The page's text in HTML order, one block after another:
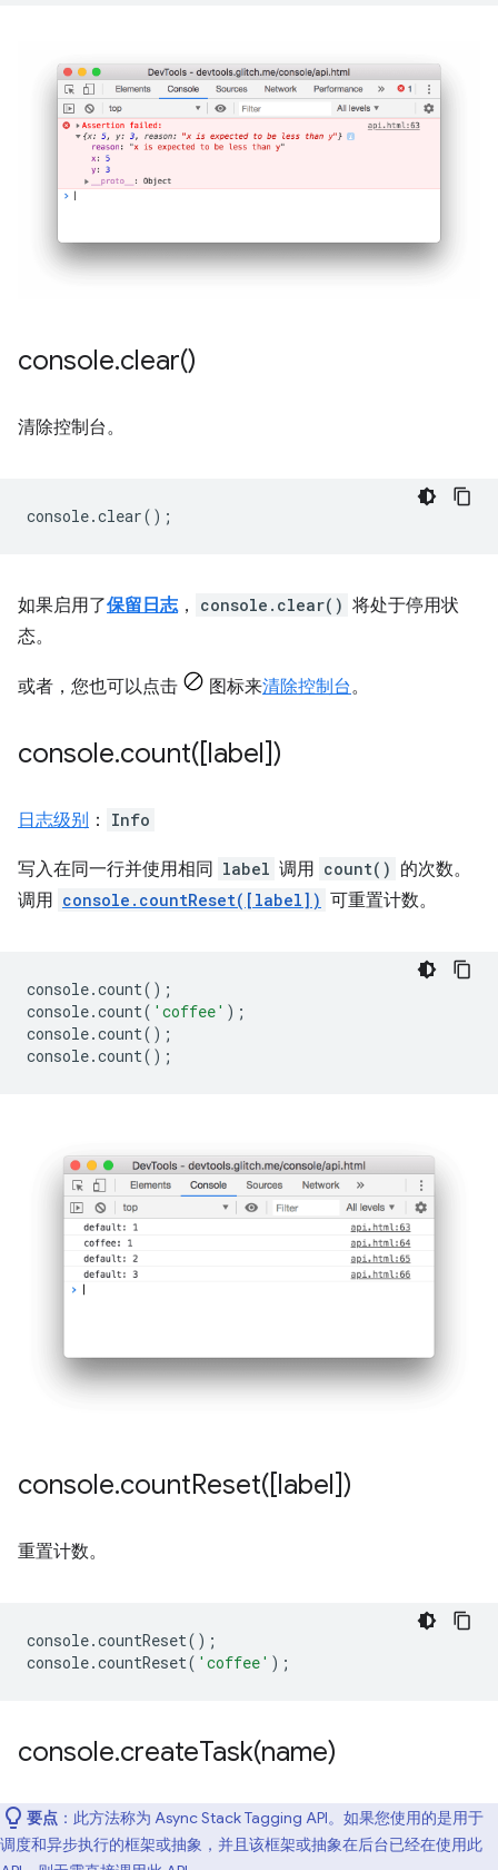
console.clear()
清除控制台。
console.clear();
如果启用了保留日志， console.clear() 将处于停用状
态。
或者，您也可以点击 图标来清除控制台。
console.count([label])
日志级别 ： Info
写入在同一行并使用相同 label 调用 count() 的次数。
调用 console.countReset([label]) 可重置计数。
console.count();
console.count( 'coffee' );
console.count();
console.count();
console.countReset([label])
重置计数。
console.countReset();
console.countReset( 'coffee' );
console.createTask(name)
要点 ：此方法称为 Async Stack Tagging API。如果您使用的是用于
调度和异步执行的框架或抽象，并且该框架或抽象在后台已经在使用此